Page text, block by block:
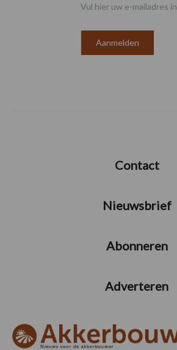
Vul hier uw e-mailadres in
Contact
Nieuwsbrief
Abonneren
Adverteren